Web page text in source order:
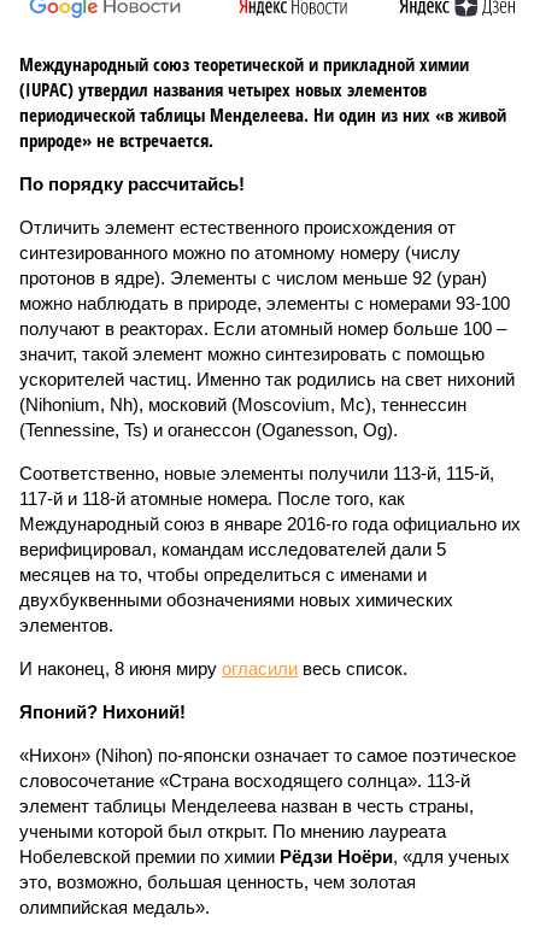
Международный союз теоретической и прикладной химии
(IUPAC) утвердил названия четырех новых элементов
периодической таблицы Менделеева. Ни один из них «в живой
природе» не встречается.
По порядку рассчитайсь!
Отличить элемент естественного происхождения от
синтезированного можно по атомному номеру (числу
протонов в ядре). Элементы с числом меньше 92 (уран)
можно наблюдать в природе, элементы с номерами 93-100
получают в реакторах. Если атомный номер больше 100 –
значит, такой элемент можно синтезировать с помощью
ускорителей частиц. Именно так родились на свет нихоний
(Nihonium, Nh), московий (Moscovium, Mc), теннессин
(Tennessine, Ts) и оганессон (Oganesson, Og).
Соответственно, новые элементы получили 113-й, 115-й,
117-й и 118-й атомные номера. После того, как
Международный союз в январе 2016-го года официально их
верифицировал, командам исследователей дали 5
месяцев на то, чтобы определиться с именами и
двухбуквенными обозначениями новых химических
элементов.
И наконец, 8 июня миру огласили весь список.
Японий? Нихоний!
«Нихон» (Nihon) по-японски означает то самое поэтическое
словосочетание «Страна восходящего солнца». 113-й
элемент таблицы Менделеева назван в честь страны,
учеными которой был открыт. По мнению лауреата
Нобелевской премии по химии Рёдзи Ноёри, «для ученых
это, возможно, большая ценность, чем золотая
олимпийская медаль».